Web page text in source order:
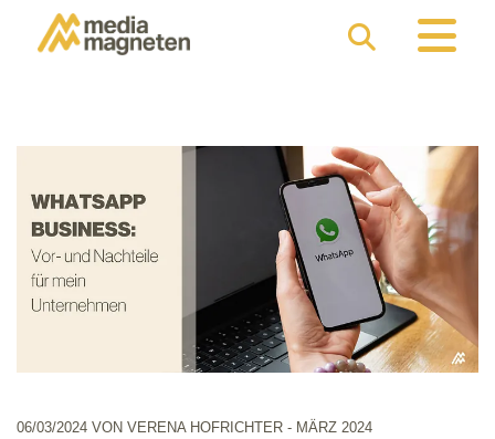
06/03/2024 VON VERENA HOFRICHTER - MÄRZ 2024